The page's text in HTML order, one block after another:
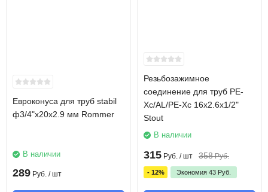
Евроконуса для труб stabil
ф3/4"х20х2.9 мм Rommer
В наличии
289 Руб. / шт
Резьбозажимное
соединение для труб PE-
Xc/AL/PE-Xc 16х2.6х1/2"
Stout
В наличии
315 Руб. / шт 358 Руб.
- 12% Экономия 43 Руб.